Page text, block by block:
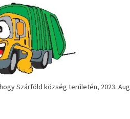
Szárföld község területén, 2023.